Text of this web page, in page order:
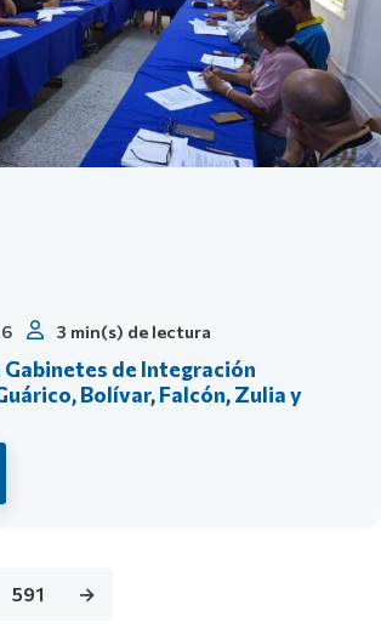
3 min(s) de lectura
de Integración
Bolívar, Falcón, Zulia y
591 →